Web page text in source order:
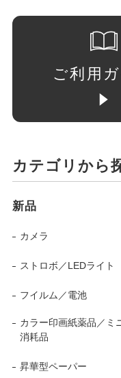
ご利用
カテゴリから
新品
カメラ
ストロボ／LEDライト
フイルム／電池
カラー印画紙薬品／ミ
消耗品
昇華型ペーパー